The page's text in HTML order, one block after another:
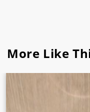
bahan stainless steel
Peralatan barista lain
More Like